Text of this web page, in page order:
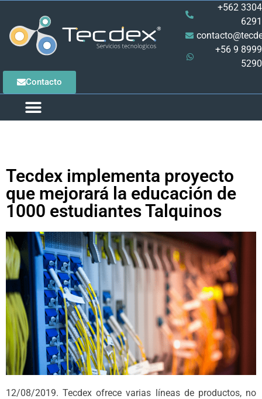
+562 3304
6291
+56 9 8999
5290
Contacto
Tecdex implementa proyecto
que mejorará la educación de
1000 estudiantes Talquinos
12/08/2019. Tecdex ofrece varias líneas de productos, no